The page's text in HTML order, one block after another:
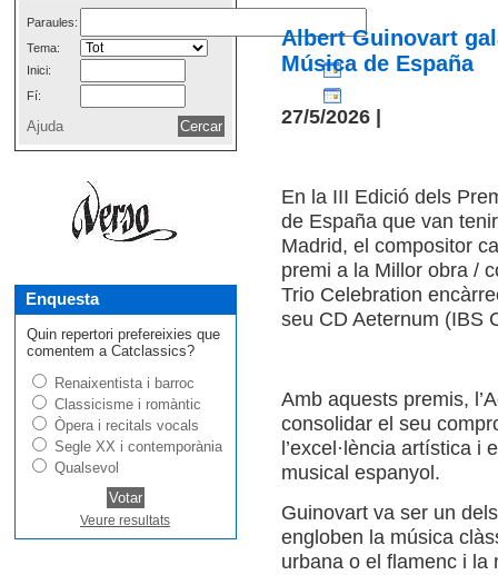
Paraules:
Tema:
Inici:
Fí:
Ajuda
Enquesta
Quin repertori prefereixies que
comentem a Catclassics?
Renaixentista i barroc
Classicisme i romàntic
Òpera i recitals vocals
Segle XX i contemporània
Qualsevol
Veure resultats
Albert Guinovart
Música de España
27/5/2026 |
En la III Edició dels
de España que van
Madrid, el compositor
premi a la Millor obra /
Trio Celebration
seu CD Aeternum (IBS
Amb aquests premis,
consolidar el seu
l’excel·lència artística
musical espanyol.
Guinovart va ser un
engloben la música
urbana o el flamenc i la